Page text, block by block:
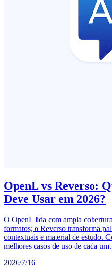
OpenL vs Reverso:
Deve Usar em 2026?
O OpenL lida com ampla
formatos; o Reverso transforma
contextuais e material de estudo.
melhores casos de uso de cada um.
2026/7/16